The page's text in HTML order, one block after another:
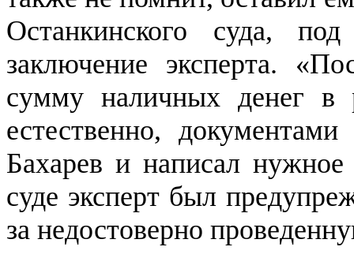
Останкинского суда,
заключение эксперта.
сумму наличных денег в
естественно,
Бахарев и написал
суде эксперт был
за недостоверно